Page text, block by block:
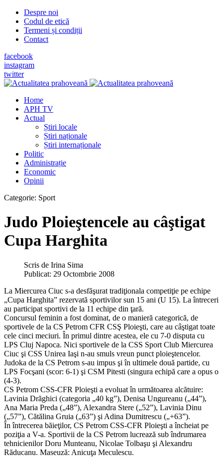
Despre noi
Codul de etică
Termeni și condiții
Contact
facebook
instagram
twitter
Home
APH TV
Actual
Știri locale
Știri naționale
Știri internaționale
Politic
Administrație
Economic
Opinii
Categorie: Sport
Judo Ploieştencele au câştigat
Cupa Harghita
Scris de Irina Sima
Publicat: 29 Octombrie 2008
La Miercurea Ciuc s-a desfăşurat tradiţionala competiţie pe echipe
„Cupa Harghita” rezervată sportivilor sun 15 ani (U 15). La întreceri
au participat sportivi de la 11 echipe din ţară.
Concursul feminin a fost dominat, de o manieră categorică, de
sportivele de la CS Petrom CFR CSŞ Ploieşti, care au câştigat toate
cele cinci meciuri. În primul dintre acestea, ele cu 7-0 disputa cu
LPS Cluj Napoca. Nici sportivele de la CSS Sport Club Miercurea
Ciuc şi CSS Unirea Iaşi n-au smuls vreun punct ploieştencelor.
Judoka de la CS Petrom s-au impus şi în ultimele două partide, cu
LPS Focşani (scor: 6-1) şi CSM Pitesti (singura echipă care a opus o
(4-3).
CS Petrom CSS-CFR Ploieşti a evoluat în următoarea alcătuire:
Lavinia Drăghici (categoria „40 kg”), Denisa Ungureanu („44”),
Ana Maria Preda („48”), Alexandra Stere („52”), Lavinia Dinu
(„57”), Cătălina Gruia („63”) şi Adina Dumitrescu („+63”).
În întrecerea băieţilor, CS Petrom CSS-CFR Ploieşti a încheiat pe
poziţia a V-a. Sportivii de la CS Petrom lucrează sub îndrumarea
tehnicienilor Doru Munteanu, Nicolae Tolbaşu şi Alexandru
Răducanu. Maseuză: Anicuţa Meculescu.